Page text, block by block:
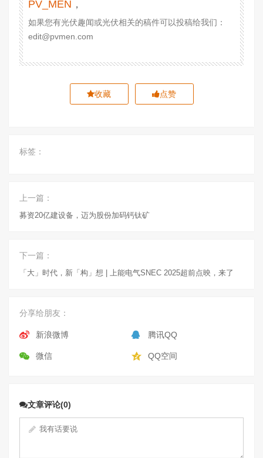
PV_MEN ，
如果您有光伏趣闻或光伏相关的稿件可以投稿给我们：
edit@pvmen.com
收藏 点赞
标签：
上一篇：
募资20亿建设备，迈为股份加码钙钛矿
下一篇：
「大」时代，新「构」想 | 上能电气SNEC 2025超前点映，来了
分享给朋友：
新浪微博 腾讯QQ
微信 QQ空间
文章评论(0)